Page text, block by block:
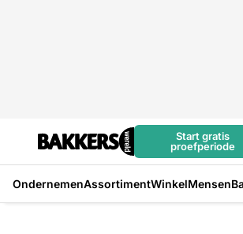
Start gratis
proefperiode
OndernemenAssortimentWinkelMensen